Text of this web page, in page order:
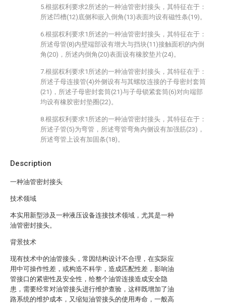
Description
一种油管密封接头
技术领域
本实用新型涉及一种液压设备连接技术领域，尤其是一种
油管密封接头。
背景技术
现有技术中的油管接头，常因结构设计不合理，在实际应
用中可操作性差，或构造不科学，造成匹配性差，影响油
管接口的紧密性及安全性，给整个油管连接造成安全隐
患，需要经常对油管接头进行维护查验，这样既增加了油
路系统的维护成本，又缩短油管接头的使用寿命，一般高
5.根据权利要求2所述的一种油管密封接头，其特征在于：
所述凹槽(12)底侧和嵌入倒角(13)表面均设有磁性条(19)。
6.根据权利要求1所述的一种油管密封接头，其特征在于：
所述母管(8)内壁端部设有增大与挡块(11)接触面积的内倒
角(20)，所述内倒角(20)表面设有橡胶垫片(24)。
7.根据权利要求1所述的一种油管密封接头，其特征在于：
所述子母连接管(4)外侧设有与其螺纹连接的子母密封套筒
(21)，所述子母密封套筒(21)与子母锁紧套筒(6)对向端部
均设有橡胶密封垫圈(22)。
8.根据权利要求1所述的一种油管密封接头，其特征在于：
所述子管(5)为弯管，所述弯管弯角内侧设有加强筋(23)，
所述弯管上设有加固条(18)。